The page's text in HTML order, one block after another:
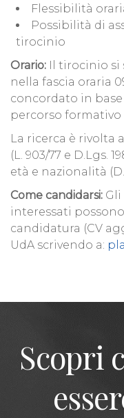
Flessibilità
Possibilità di
tirocinio
Orario: Il tirocinio si
nella fascia oraria
concordato in
percorso formativo
La ricerca è rivolta
(L. 903/77 e D.Lgs.
età e nazionalità
Come candidarsi:
interessati
candidatura (CV
UdA scrivendo a:
Scopri